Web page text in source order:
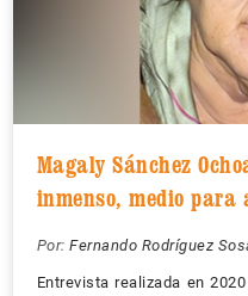
Magaly Sánchez
inmenso, medio para
Por: Fernando Rodríguez
Entrevista realizada en